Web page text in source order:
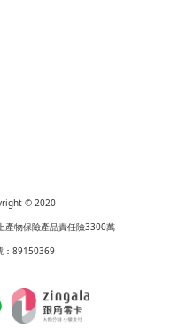
© 2020
產物保險產品責任險3300萬
：89150369